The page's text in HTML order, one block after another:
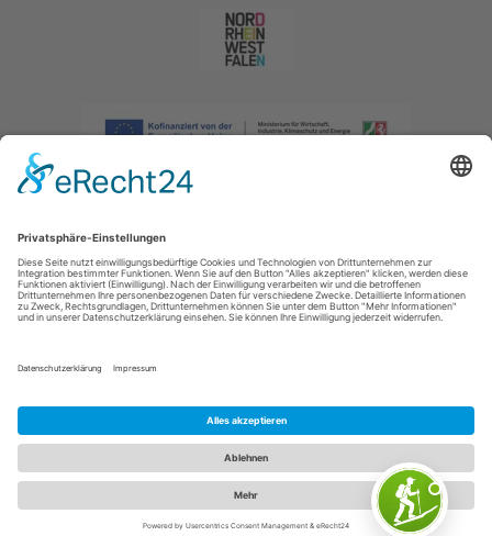
Impressum|Datenschutzerklärung|Barrierefreiheitserklärung
E: info@sauerland.com
Cookie-Einstellungen